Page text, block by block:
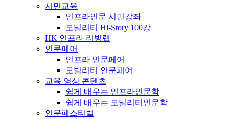
시민교육
인프라인문 시민강좌
모빌리티 Hi-Story 100강
HK 인프라 리빙랩
인문페어
인프라 인문페어
모빌리티 인문페어
교육 영상 콘텐츠
쉽게 배우는 인프라인문학
쉽게 배우는 모빌리티인문학
인문페스티벌